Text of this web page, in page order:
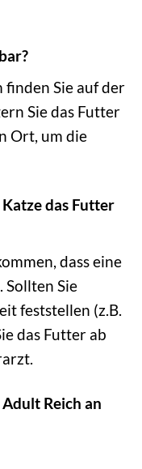
Sie auf der
Sie das Futter
Ort, um die
das Futter
dass eine
Sie
feststellen (z.B.
das Futter ab
Reich an